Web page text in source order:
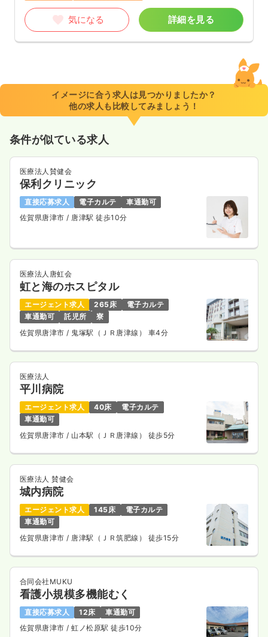
気になる 詳細を見る
イメージに合う求人は見つかりましたか？
他の求人も比較してみましょう！
条件が似ている求人
医療法人賛健会
保利クリニック
直接応募求人 電子カルテ
車通勤可
佐賀県唐津市/ 唐津駅 徒歩10分
医療法人唐虹会
虹と海のホスピタル
エージェント求人 265床
電子カルテ
車通勤可
託児所
寮
佐賀県唐津市 / 鬼塚駅（ＪＲ唐津線） 車4分
医療法人
平川病院
エージェント求人 40床
電子カルテ
車通勤可
佐賀県唐津市 / 山本駅（ＪＲ唐津線） 徒歩5分
医療法人 賛健会
城内病院
エージェント求人 145床
電子カルテ
車通勤可
佐賀県唐津市 / 唐津駅（ＪＲ筑肥線） 徒歩15分
合同会社MUKU
看護小規模多機能むく
直接応募求人 12床
車通勤可
佐賀県唐津市/ 虹ノ松原駅 徒歩10分